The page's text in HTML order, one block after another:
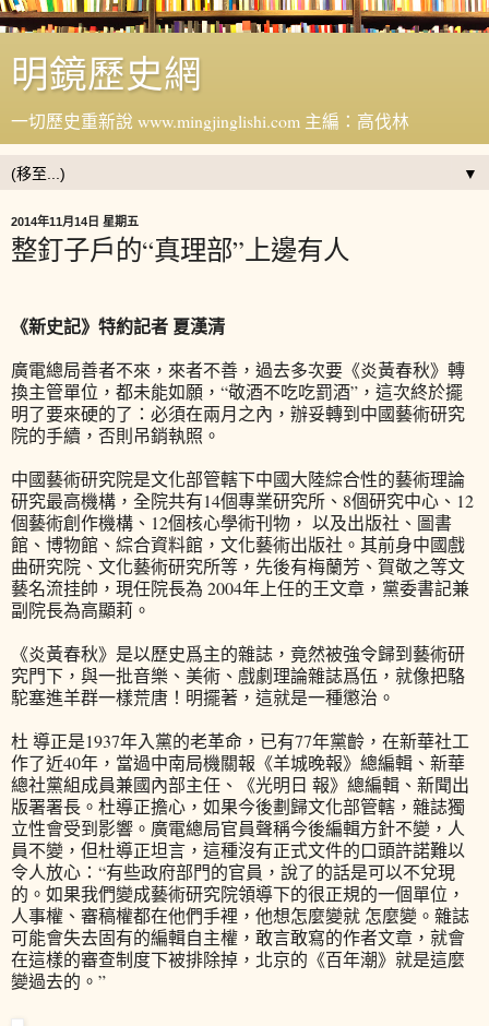
明鏡歷史網
一切歷史重新說 www.mingjinglishi.com 主編：高伐林
▼
2014年11月14日 星期五
整釘子戶的“真理部”上邊有人
《新史記》特約記者 夏漢清
廣電總局善者不來，來者不善，過去多次要《炎黃春秋》轉
換主管單位，都未能如願，“敬酒不吃吃罰酒”，這次終於擺
明了要來硬的了：必須在兩月之內，辦妥轉到中國藝術研究
院的手續，否則吊銷執照。
中國藝術研究院是文化部管轄下中國大陸綜合性的藝術理論
研究最高機構，全院共有14個專業研究所、8個研究中心、12
個藝術創作機構、12個核心學術刊物， 以及出版社、圖書
館、博物館、綜合資料館，文化藝術出版社。其前身中國戲
曲研究院、文化藝術研究所等，先後有梅蘭芳、賀敬之等文
藝名流挂帥，現任院長為 2004年上任的王文章，黨委書記兼
副院長為高顯莉。
《炎黃春秋》是以歷史爲主的雜誌，竟然被強令歸到藝術研
究門下，與一批音樂、美術、戲劇理論雜誌爲伍，就像把駱
駝塞進羊群一樣荒唐！明擺著，這就是一種懲治。
杜 導正是1937年入黨的老革命，已有77年黨齡，在新華社工
作了近40年，當過中南局機關報《羊城晚報》總編輯、新華
總社黨組成員兼國內部主任、《光明日 報》總編輯、新聞出
版署署長。杜導正擔心，如果今後劃歸文化部管轄，雜誌獨
立性會受到影響。廣電總局官員聲稱今後編輯方針不變，人
員不變，但杜導正坦言，這種沒有正式文件的口頭許諾難以
令人放心：“有些政府部門的官員，說了的話是可以不兌現
的。如果我們變成藝術研究院領導下的很正規的一個單位，
人事權、審稿權都在他們手裡，他想怎麼變就 怎麼變。雜誌
可能會失去固有的編輯自主權，敢言敢寫的作者文章，就會
在這樣的審查制度下被排除掉，北京的《百年潮》就是這麼
變過去的。”